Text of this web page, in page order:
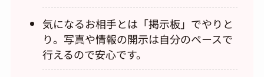
気になるお相手とは「掲示板」でやりと
り。写真や情報の開示は自分のペースで
行えるので安心です。